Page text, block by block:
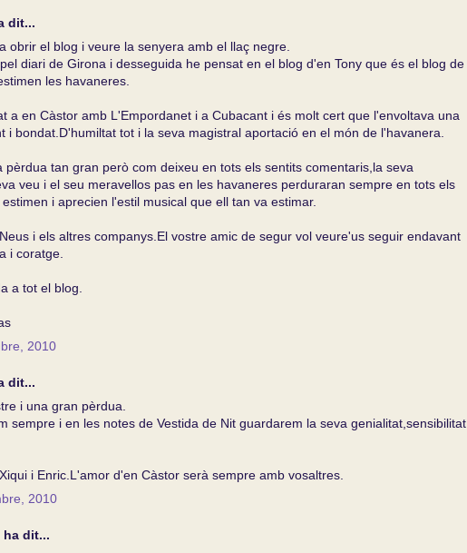
dit...
obrir el blog i veure la senyera amb el llaç negre.
diari de Girona i desseguida he pensat en el blog d'en Tony que és el blog de
les havaneres.
a en Càstor amb L'Empordanet i a Cubacant i és molt cert que l'envoltava una
i bondat.D'humiltat tot i la seva magistral aportació en el món de l'havanera.
pèrdua tan gran però com deixeu en tots els sentits comentaris,la seva
veu i el seu meravellos pas en les havaneres perduraran sempre en tots els
i aprecien l'estil musical que ell tan va estimar.
i els altres companys.El vostre amic de segur vol veure'us seguir endavant
i coratge.
a tot el blog.
2010
dit...
i una gran pèrdua.
sempre i en les notes de Vestida de Nit guardarem la seva genialitat,sensibilitat
i Enric.L'amor d'en Càstor serà sempre amb vosaltres.
2010
ha dit...